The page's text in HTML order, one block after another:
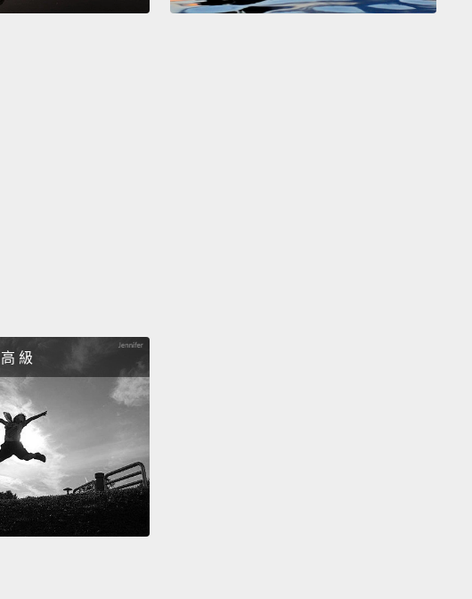
Contrary to what your U9 soccer trophy suggests,
glowing seventh grade report card,
assurance of a certain corpulent purple dinosaur,
nice Mister Rogers and your batty Aunt Sylvia,
how often your maternal caped crusader has swooped in
to save you, you're nothing special.
相對於你九歲以下的足球獎杯所暗示的、你閃閃發亮的七年級
高 級